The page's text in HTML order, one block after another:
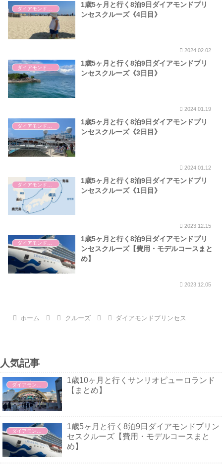
ダイアモンドプリンセス
1歳5ヶ月と行く8泊9日ダイアモンドプリ
ンセスクルーズ《4日目》
2024.02.02
1歳5ヶ月と行く8泊9日ダイアモンドプリ
ンセスクルーズ《3日目》
2024.01.19
1歳5ヶ月と行く8泊9日ダイアモンドプリ
ンセスクルーズ《2日目》
2024.01.12
1歳5ヶ月と行く8泊9日ダイアモンドプリ
ンセスクルーズ《1日目》
2023.12.15
ダイアモンドプリンセス
1歳5ヶ月と行く8泊9日ダイアモンドプリ
ンセスクルーズ【費用・モデルコースまと
め】
2023.12.05
ホーム クルーズ ダイアモンドプリンセス
人気記事
1歳10ヶ月と行くサンリオピューロランド
【まとめ】
1歳5ヶ月と行く8泊9日ダイアモンドプリン
セスクルーズ【費用・モデルコースまと
め】